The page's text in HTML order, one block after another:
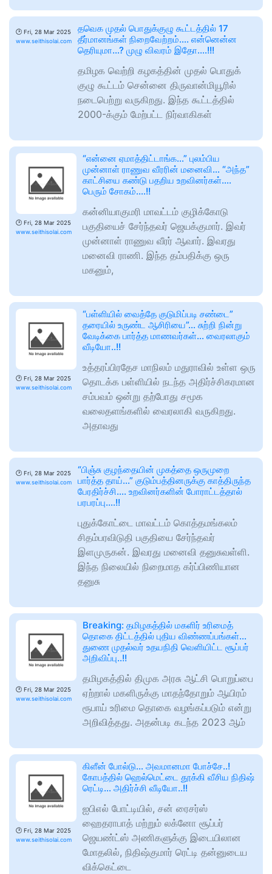
🕑 Fri, 28 Mar 2025
www.seithisolai.com
தவெக முதல் பொதுக்குழு கூட்டத்தில் 17
தீர்மானங்கள் நிறைவேற்றம்…. என்னென்ன
தெரியுமா…? முழு விவரம் இதோ….!!!
தமிழக வெற்றி கழகத்தின் முதல் பொதுக்
குழு கூட்டம் சென்னை திருவான்மியூரில்
நடைபெற்று வருகிறது. இந்த கூட்டத்தில்
2000-க்கும் மேற்பட்ட நிர்வாகிகள்
🕑 Fri, 28 Mar 2025
www.seithisolai.com
“என்னை ஏமாத்திட்டாங்க…” புலம்பிய
முன்னாள் ராணுவ வீரரின் மனைவி… “அந்த”
காட்சியை கண்டு பதறிய உறவினர்கள்….
பெரும் சோகம்….!!
கன்னியாகுமரி மாவட்டம் குழிக்கோடு
பகுதியைச் சேர்ந்தவர் ஜெயக்குமார். இவர்
முன்னாள் ராணுவ வீரர் ஆவார். இவரது
மனைவி ராணி. இந்த தம்பதிக்கு ஒரு
மகனும்,
🕑 Fri, 28 Mar 2025
www.seithisolai.com
“பள்ளியில் வைத்தே குடுமிப்படி சண்டை”
தரையில் உருண்ட ஆசிரியை”… சுற்றி நின்று
வேடிக்கை பார்த்த மாணவர்கள்… வைரலாகும்
வீடியோ..!!
உத்தரப்பிரதேச மாநிலம் மதுராவில் உள்ள ஒரு
தொடக்க பள்ளியில் நடந்த அதிர்ச்சிகரமான
சம்பவம் ஒன்று தற்போது சமூக
வலைதளங்களில் வைரலாகி வருகிறது.
அதாவது
🕑 Fri, 28 Mar 2025
www.seithisolai.com
“பிஞ்சு குழந்தையின் முகத்தை ஒருமுறை
பார்த்த தாய்…” குடும்பத்தினருக்கு காத்திருந்த
பேரதிர்ச்சி…. உறவினர்களின் போராட்டத்தால்
பரபரப்பு….!!
புதுக்கோட்டை மாவட்டம் கொத்தமங்கலம்
சிதம்பரவிடுதி பகுதியை சேர்ந்தவர்
இளமுருகன். இவரது மனைவி தனுசுவள்ளி.
இந்த நிலையில் நிறைமாத கர்ப்பிணியான
தனுசு
🕑 Fri, 28 Mar 2025
www.seithisolai.com
Breaking: தமிழகத்தில் மகளிர் உரிமைத்
தொகை திட்டத்தில் புதிய விண்ணப்பங்கள்…
துணை முதல்வர் உதயநிதி வெளியிட்ட சூப்பர்
அறிவிப்பு..!!
தமிழகத்தில் திமுக அரசு ஆட்சி பொறுப்பை
ஏற்றால் மகளிருக்கு மாதந்தோறும் ஆயிரம்
ரூபாய் உரிமை தொகை வழங்கப்படும் என்று
அறிவித்தது. அதன்படி கடந்த 2023 ஆம்
🕑 Fri, 28 Mar 2025
www.seithisolai.com
கிளீன் போல்டு… அவமானமா போச்சே..!
கோபத்தில் ஹெல்மெட்டை தூக்கி வீசிய நிதிஷ்
ரெட்டி… அதிர்ச்சி வீடியோ..!!
ஐபிஎல் போட்டியில், சன் ரைசர்ஸ்
ஹைதராபாத் மற்றும் லக்னோ சூப்பர்
ஜெயண்ட்ஸ் அணிகளுக்கு இடையிலான
மோதலில், நிதிஷ்குமார் ரெட்டி தன்னுடைய
விக்கெட்டை